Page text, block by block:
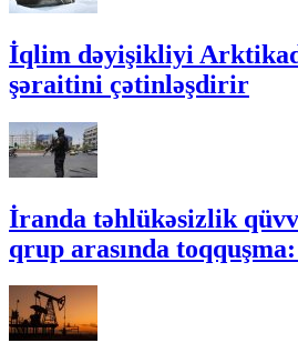
İqlim dəyişikliyi
şəraitini çətinləşdirir
İranda təhlükəsizlik
qrup arasında toqquşma: